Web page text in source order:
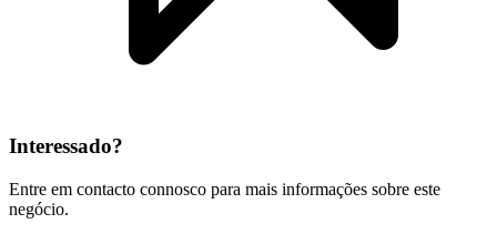
Interessado?
Entre em contacto connosco para mais informações sobre este
negócio.